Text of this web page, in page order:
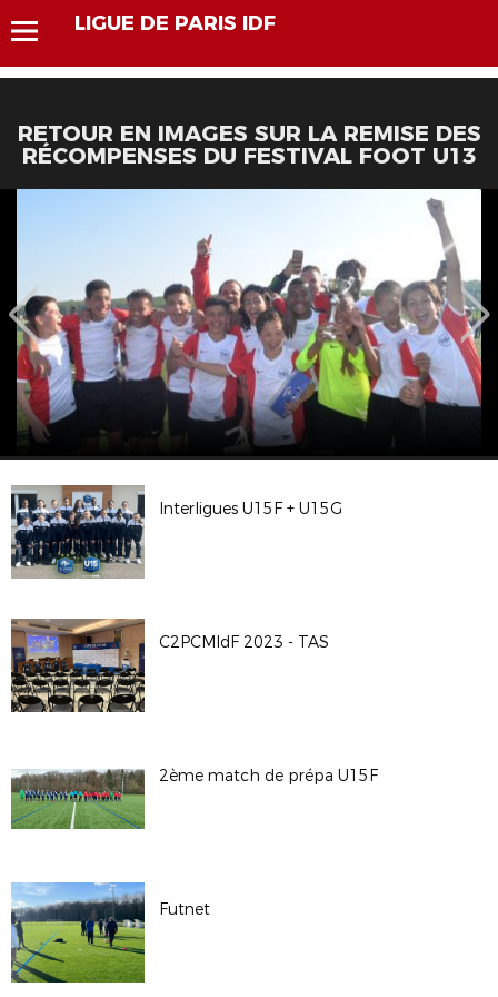
LIGUE DE PARIS IDF
RETOUR EN IMAGES SUR LA REMISE DES
RÉCOMPENSES DU FESTIVAL FOOT U13
Interligues U15F + U15G
C2PCMIdF 2023 - TAS
2ème match de prépa U15F
Futnet